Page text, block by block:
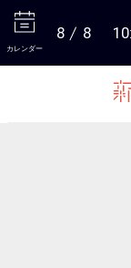
カレンダー
8 8